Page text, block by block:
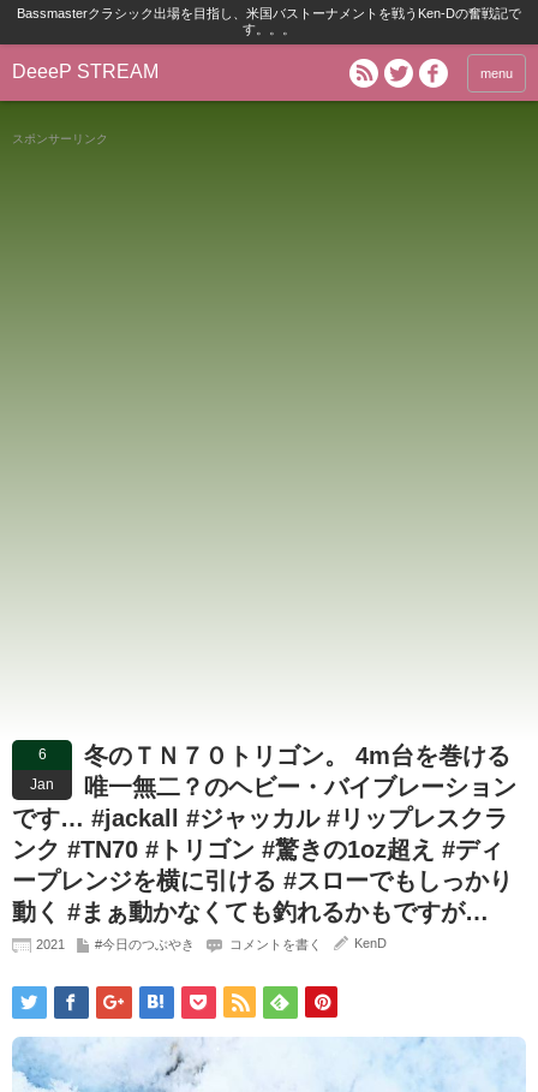
Bassmasterクラシック出場を目指し、米国バストーナメントを戦うKen-Dの奮戦記で
す。。。
DeeeP STREAM menu
スポンサーリンク
6
Jan
冬のＴＮ７０トリゴン。 4m台を巻ける
唯一無二？のヘビー・バイブレーション
です… #jackall #ジャッカル #リップレスクラ
ンク #TN70 #トリゴン #驚きの1oz超え #ディ
ープレンジを横に引ける #スローでもしっかり
動く #まぁ動かなくても釣れるかもですが…
2021 #今日のつぶやき コメントを書く KenD